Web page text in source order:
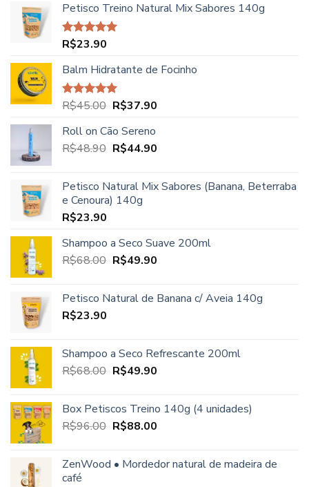
preço:
Petisco Treino Natural Mix Sabores 140g
Avaliação
R$23.90
Balm Hidratante de Focinho
Avaliação
R$45.00 O
original
era:
R$37.90O
é:
Roll on Cão Sereno
R$48.90 O
era:
R$48.90.
R$44.90O
é:
Petisco Natural Mix Sabores (Banana, Beterraba
e Cenoura) 140g
R$23.90
Shampoo a Seco Suave 200ml
R$68.00 O
era:
R$49.90O
é:
Petisco Natural de Banana c/ Aveia 140g
R$23.90
Shampoo a Seco Refrescante 200ml
R$68.00 O
era:
R$68.00.
R$49.90O
é:
R$49.90.
Box Petiscos Treino 140g (4 unidades)
R$96.00 O
era:
R$88.00O
é:
ZenWood • Mordedor natural de madeira de
café